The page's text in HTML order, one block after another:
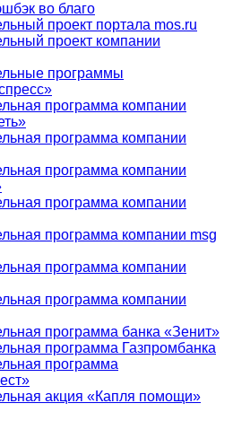
во благо
проект портала mos.ru
проект компании
программы
программа компании
программа компании
программа компании
программа компании
программа компании msg
программа компании
программа компании
программа банка «Зенит»
программа Газпромбанка
программа
акция «Капля помощи»